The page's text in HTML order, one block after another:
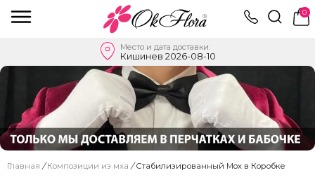
0
Место и дата доставки:
Кишинев 2026-08-10
Главная / Композиции из мха / Стабилизированный Мох в Коробке